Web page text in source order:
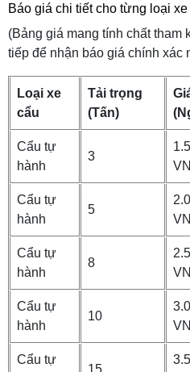
Báo giá chi tiết cho từng loại xe
(Bảng giá mang tính chất tham
tiếp để nhận báo giá chính xác
Loại xe
cẩu
Tải trọng
(Tấn)
Cẩu tự
hành
3
Cẩu tự
hành
5
Cẩu tự
hành
8
Cẩu tự
hành
10
Cẩu tự
15